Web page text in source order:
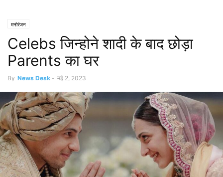
मनोरंजन
Celebs जिन्होने शादी के बाद छोड़ा
Parents का घर
By News Desk - मई 2, 2023